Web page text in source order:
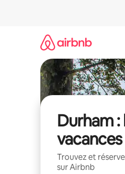
Durham
vacances
Trouvez et
sur Airbnb